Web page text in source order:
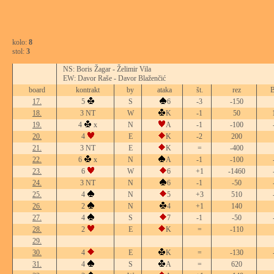
kolo: 8
stol: 3
NS: Boris Žagar - Želimir Vila
EW: Davor Raše - Davor Blaženčić
board
kontrakt by ataka št. rez
17.
5 S 6 -3
-150
18.
3 NT W K -1 50
19.
4 x N A -1 -100
20.
4 E K -2 200
21.
3 NT E K =
-400
22.
6 x N A -1 -100
23.
6 W 6 +1 -1460
24.
3 NT N 6 -1 -50
25.
4 N 5 +3 510
26.
2 N 4 +1
140
27.
4 S 7 -1 -50
28.
2 E K =
-110
29.
30.
4 E K = -130
31.
4 S A =
620